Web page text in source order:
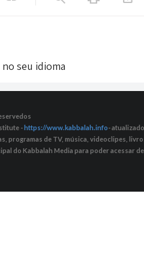
seu idioma
-https://www.kabbalah.info-
programas de TV, música, videoclipes,
do Kabbalah Media para poder acessar